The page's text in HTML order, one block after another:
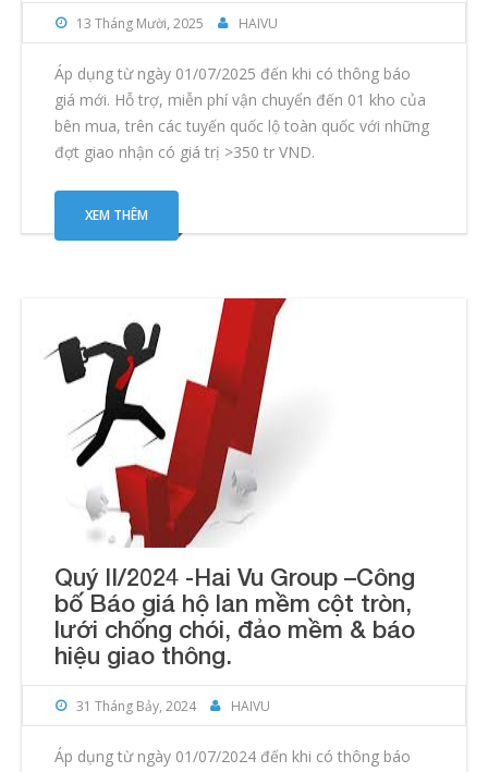
13 Tháng Mười, 2025 HAIVU
Áp dụng từ ngày 01/07/2025 đến khi có thông báo
giá mới. Hỗ trợ, miễn phí vận chuyển đến 01 kho của
bên mua, trên các tuyến quốc lộ toàn quốc với những
đợt giao nhận có giá trị >350 tr VND.
XEM THÊM
Quý II/2024 -Hai Vu Group –Công
bố Báo giá hộ lan mềm cột tròn,
lưới chống chói, đảo mềm & báo
hiệu giao thông.
31 Tháng Bảy, 2024 HAIVU
Áp dụng từ ngày 01/07/2024 đến khi có thông báo